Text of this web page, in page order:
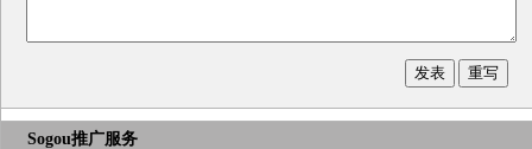
Sogou推广服务